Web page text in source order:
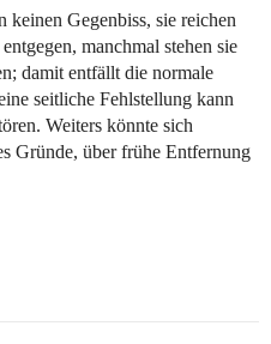
keinen Gegenbiss, sie reichen
manchmal stehen sie
damit entfällt die normale
seitliche Fehlstellung kann
Weiters könnte sich
Gründe, über frühe Entfernung